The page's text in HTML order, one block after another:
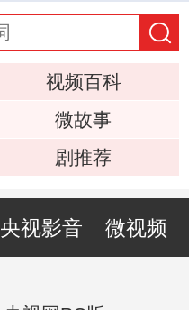
视频百科
微故事
剧推荐
央视影音 微视频